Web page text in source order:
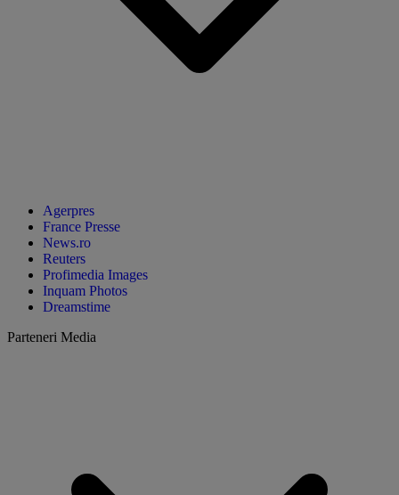
Agerpres
France Presse
News.ro
Reuters
Profimedia Images
Inquam Photos
Dreamstime
Parteneri Media